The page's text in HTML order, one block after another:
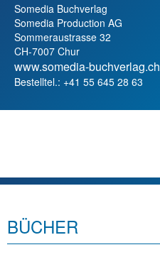
Somedia Buchverlag
Somedia Production AG
Sommeraustrasse 32
CH-7007 Chur
www.somedia-buchverlag.ch
Bestelltel.: +41 55 645 28 63
BÜCHER